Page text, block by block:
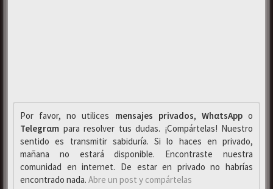
Por favor, no utilices mensajes privados, WhαtsAppo
Telegrαm para resolver tus dudas. ¡Compártelas! Nuestro
sentido es transmitir sabiduría. Si lo haces en privado,
mañana no estará disponible. Encontraste nuestra
comunidad en internet. De estar en privado no habrías
encontrado nada. Abre un post y compártelas